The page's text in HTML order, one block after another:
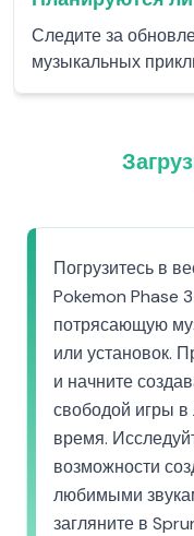
Следите за
музыкальных
Погрузитесь в
Pokemon Phase
потрясающую
или установок.
и начните
свободой игры
время.
возможности
любимыми
загляните в